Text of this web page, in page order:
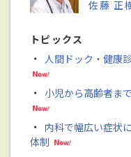
佐藤 正
トピックス
・ 人間ドック・健康
・ 小児から高齢者ま
・ 内科で幅広い症状
体制